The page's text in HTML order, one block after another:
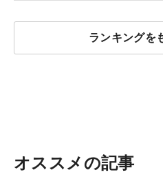
ランキングを
オススメの記事